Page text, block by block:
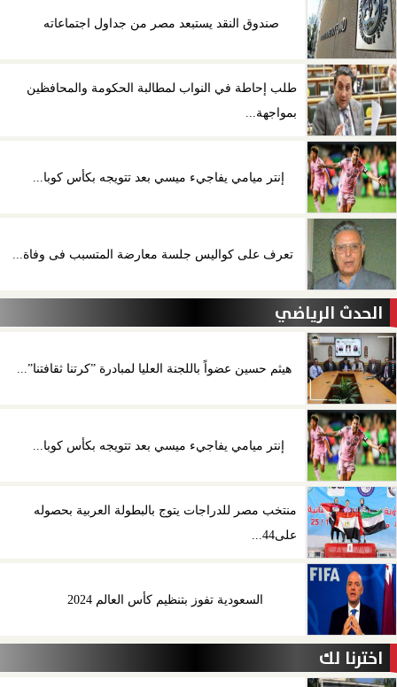
صندوق النقد يستبعد مصر من جداول اجتماعاته
طلب إحاطة في النواب لمطالبة الحكومة والمحافظين
بمواجهة...
إنتر ميامي يفاجيء ميسي بعد تتويجه بكأس كوبا...
تعرف على كواليس جلسة معارضة المتسبب فى وفاة...
الحدث الرياضي
هيثم حسين عضواً باللجنة العليا لمبادرة ”كرتنا ثقافتنا”...
إنتر ميامي يفاجيء ميسي بعد تتويجه بكأس كوبا...
منتخب مصر للدراجات يتوج بالبطولة العربية بحصوله
على44...
السعودية تفوز بتنظيم كأس العالم 2024
اخترنا لك